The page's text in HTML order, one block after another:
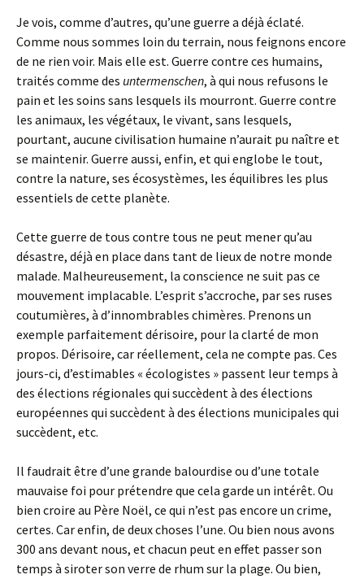
Je vois, comme d’autres, qu’une guerre a déjà éclaté.
Comme nous sommes loin du terrain, nous feignons encore
de ne rien voir. Mais elle est. Guerre contre ces humains,
traités comme des untermenschen, à qui nous refusons le
pain et les soins sans lesquels ils mourront. Guerre contre
les animaux, les végétaux, le vivant, sans lesquels,
pourtant, aucune civilisation humaine n’aurait pu naître et
se maintenir. Guerre aussi, enfin, et qui englobe le tout,
contre la nature, ses écosystèmes, les équilibres les plus
essentiels de cette planète.
Cette guerre de tous contre tous ne peut mener qu’au
désastre, déjà en place dans tant de lieux de notre monde
malade. Malheureusement, la conscience ne suit pas ce
mouvement implacable. L’esprit s’accroche, par ses ruses
coutumières, à d’innombrables chimères. Prenons un
exemple parfaitement dérisoire, pour la clarté de mon
propos. Dérisoire, car réellement, cela ne compte pas. Ces
jours-ci, d’estimables « écologistes » passent leur temps à
des élections régionales qui succèdent à des élections
européennes qui succèdent à des élections municipales qui
succèdent, etc.
Il faudrait être d’une grande balourdise ou d’une totale
mauvaise foi pour prétendre que cela garde un intérêt. Ou
bien croire au Père Noël, ce qui n’est pas encore un crime,
certes. Car enfin, de deux choses l’une. Ou bien nous avons
300 ans devant nous, et chacun peut en effet passer son
temps à siroter son verre de rhum sur la plage. Ou bien,